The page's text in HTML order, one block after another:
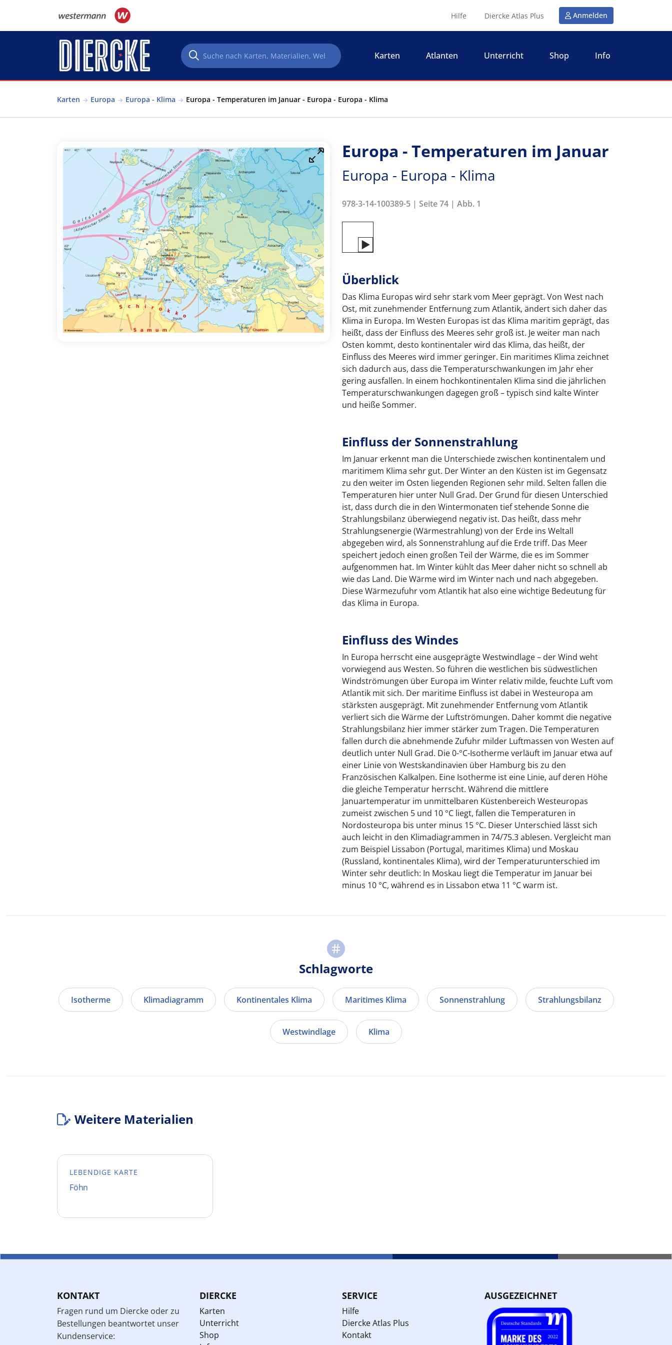
Hilfe Diercke Atlas Plus Anmelden
Karten Atlanten Unterricht Shop Info
Karten Europa Europa - Klima Europa - Temperaturen im Januar - Europa - Europa - Klima
Europa - Temperaturen im Januar
Europa - Europa - Klima
978-3-14-100389-5 | Seite 74 | Abb. 1
Überblick
Das Klima Europas wird sehr stark vom Meer geprägt. Von West nach
Ost, mit zunehmender Entfernung zum Atlantik, ändert sich daher das
Klima in Europa. Im Westen Europas ist das Klima maritim geprägt, das
heißt, dass der Einfluss des Meeres sehr groß ist. Je weiter man nach
Osten kommt, desto kontinentaler wird das Klima, das heißt, der
Einfluss des Meeres wird immer geringer. Ein maritimes Klima zeichnet
sich dadurch aus, dass die Temperaturschwankungen im Jahr eher
gering ausfallen. In einem hochkontinentalen Klima sind die jährlichen
Temperaturschwankungen dagegen groß – typisch sind kalte Winter
und heiße Sommer.
Einfluss der Sonnenstrahlung
Im Januar erkennt man die Unterschiede zwischen kontinentalem und
maritimem Klima sehr gut. Der Winter an den Küsten ist im Gegensatz
zu den weiter im Osten liegenden Regionen sehr mild. Selten fallen die
Temperaturen hier unter Null Grad. Der Grund für diesen Unterschied
ist, dass durch die in den Wintermonaten tief stehende Sonne die
Strahlungsbilanz überwiegend negativ ist. Das heißt, dass mehr
Strahlungsenergie (Wärmestrahlung) von der Erde ins Weltall
abgegeben wird, als Sonnenstrahlung auf die Erde triff. Das Meer
speichert jedoch einen großen Teil der Wärme, die es im Sommer
aufgenommen hat. Im Winter kühlt das Meer daher nicht so schnell ab
wie das Land. Die Wärme wird im Winter nach und nach abgegeben.
Diese Wärmezufuhr vom Atlantik hat also eine wichtige Bedeutung für
das Klima in Europa.
Einfluss des Windes
In Europa herrscht eine ausgeprägte Westwindlage – der Wind weht
vorwiegend aus Westen. So führen die westlichen bis südwestlichen
Windströmungen über Europa im Winter relativ milde, feuchte Luft vom
Atlantik mit sich. Der maritime Einfluss ist dabei in Westeuropa am
stärksten ausgeprägt. Mit zunehmender Entfernung vom Atlantik
verliert sich die Wärme der Luftströmungen. Daher kommt die negative
Strahlungsbilanz hier immer stärker zum Tragen. Die Temperaturen
fallen durch die abnehmende Zufuhr milder Luftmassen von Westen auf
deutlich unter Null Grad. Die 0-°C-Isotherme verläuft im Januar etwa auf
einer Linie von Westskandinavien über Hamburg bis zu den
Französischen Kalkalpen. Eine Isotherme ist eine Linie, auf deren Höhe
die gleiche Temperatur herrscht. Während die mittlere
Januartemperatur im unmittelbaren Küstenbereich Westeuropas
zumeist zwischen 5 und 10 °C liegt, fallen die Temperaturen in
Nordosteuropa bis unter minus 15 °C. Dieser Unterschied lässt sich
auch leicht in den Klimadiagrammen in 74/75.3 ablesen. Vergleicht man
zum Beispiel Lissabon (Portugal, maritimes Klima) und Moskau
(Russland, kontinentales Klima), wird der Temperaturunterschied im
Winter sehr deutlich: In Moskau liegt die Temperatur im Januar bei
minus 10 °C, während es in Lissabon etwa 11 °C warm ist.
Schlagworte
Isotherme Klimadiagramm Kontinentales Klima Maritimes Klima Sonnenstrahlung Strahlungsbilanz
Westwindlage Klima
Weitere Materialien
LEBENDIGE KARTE
Föhn
KONTAKT
Fragen rund um Diercke oder zu
Bestellungen beantwortet unser
Kundenservice:
DIERCKE
Karten
Unterricht
Shop
SERVICE
Hilfe
Diercke Atlas Plus
Kontakt
AUSGEZEICHNET